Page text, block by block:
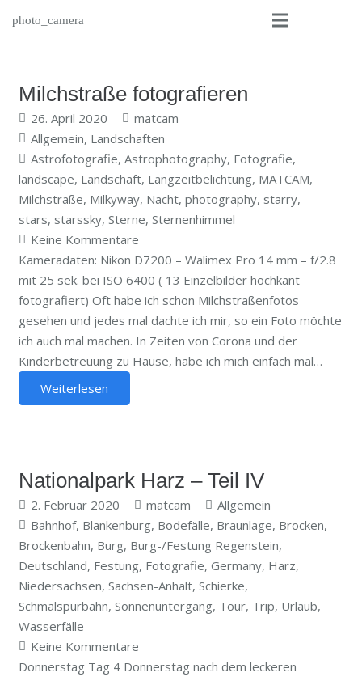
photo_camera
Milchstraße fotografieren
26. April 2020
matcam
Allgemein, Landschaften
Astrofotografie, Astrophotography, Fotografie,
landscape, Landschaft, Langzeitbelichtung, MATCAM,
Milchstraße, Milkyway, Nacht, photography, starry,
stars, starssky, Sterne, Sternenhimmel
Keine Kommentare
Kameradaten: Nikon D7200 – Walimex Pro 14 mm – f/2.8
mit 25 sek. bei ISO 6400 ( 13 Einzelbilder hochkant
fotografiert) Oft habe ich schon Milchstraßenfotos
gesehen und jedes mal dachte ich mir, so ein Foto möchte
ich auch mal machen. In Zeiten von Corona und der
Kinderbetreuung zu Hause, habe ich mich einfach mal…
Weiterlesen
Nationalpark Harz – Teil IV
2. Februar 2020 matcam
Allgemein
Bahnhof, Blankenburg, Bodefälle, Braunlage, Brocken,
Brockenbahn, Burg, Burg-/Festung Regenstein,
Deutschland, Festung, Fotografie, Germany, Harz,
Niedersachsen, Sachsen-Anhalt, Schierke,
Schmalspurbahn, Sonnenuntergang, Tour, Trip, Urlaub,
Wasserfälle
Keine Kommentare
Donnerstag Tag 4 Donnerstag nach dem leckeren